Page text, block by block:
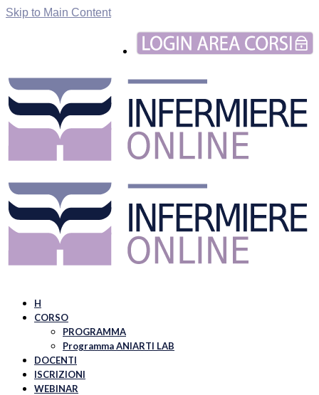
Skip to Main Content
H
CORSO
PROGRAMMA
Programma ANIARTI LAB
DOCENTI
ISCRIZIONI
WEBINAR